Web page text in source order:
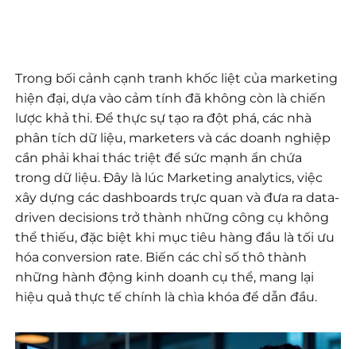
Trong bối cảnh cạnh tranh khốc liệt của marketing
hiện đại, dựa vào cảm tính đã không còn là chiến
lược khả thi. Để thực sự tạo ra đột phá, các nhà
phân tích dữ liệu, marketers và các doanh nghiệp
cần phải khai thác triệt để sức mạnh ẩn chứa
trong dữ liệu. Đây là lúc Marketing analytics, việc
xây dựng các dashboards trực quan và đưa ra data-
driven decisions trở thành những công cụ không
thể thiếu, đặc biệt khi mục tiêu hàng đầu là tối ưu
hóa conversion rate. Biến các chỉ số thô thành
những hành động kinh doanh cụ thể, mang lại
hiệu quả thực tế chính là chìa khóa để dẫn đầu.